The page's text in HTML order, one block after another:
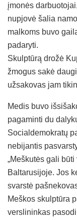
įmonės
nupjovė šalia
malkoms buvo
padaryti.
Skulptūrą drožė
žmogus sakė
užsakovas jam
Medis buvo
pagaminti du
Socialdemokratų
nebijantis
„Meškutės gali
Baltarusijoje. Jos
svarstė
Meškos skulptūra
verslininkas